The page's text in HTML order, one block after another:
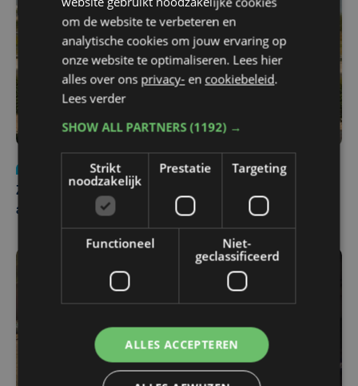
Update
za 1 augustus | 17:21
Zwaar ongeval op E403 in Izegem: drie rijstroken
afgesloten
om de website te verbeteren en
analytische cookies om jouw ervaring op
onze website te optimaliseren. Lees hier
alles over ons privacy- en cookiebeleid.
Lees verder
SHOW ALL PARTNERS(1192) →
Strikt
noodzakelijk
Prestatie Targeting
Functioneel
Niet-
geclassificeerd
ALLES ACCEPTEREN